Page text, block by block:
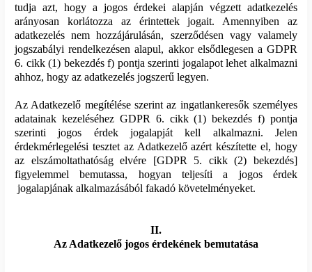
tudja azt, hogy a jogos érdekei alapján végzett adatkezelés
arányosan korlátozza az érintettek jogait. Amennyiben az
adatkezelés nem hozzájárulásán, szerződésen vagy valamely
jogszabályi rendelkezésen alapul, akkor elsődlegesen a GDPR
6. cikk (1) bekezdés f) pontja szerinti jogalapot lehet alkalmazni
ahhoz, hogy az adatkezelés jogszerű legyen.
Az Adatkezelő megítélése szerint az ingatlankeresők személyes
adatainak kezeléséhez GDPR 6. cikk (1) bekezdés f) pontja
szerinti jogos érdek jogalapját kell alkalmazni. Jelen
érdekmérlegelési tesztet az Adatkezelő azért készítette el, hogy
az elszámoltathatóság elvére [GDPR 5. cikk (2) bekezdés]
figyelemmel bemutassa, hogyan teljesíti a jogos érdek
jogalapjának alkalmazásából fakadó követelményeket.
II.
Az Adatkezelő jogos érdekének bemutatása